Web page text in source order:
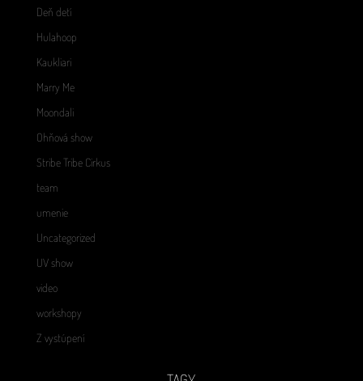
Deň detí
Hulahoop
Kaukliari
Marry Me
Moondali
Ohňová show
Stribe Tribe Cirkus
team
umenie
Uncategorized
UV show
video
workshopy
Z vystúpení